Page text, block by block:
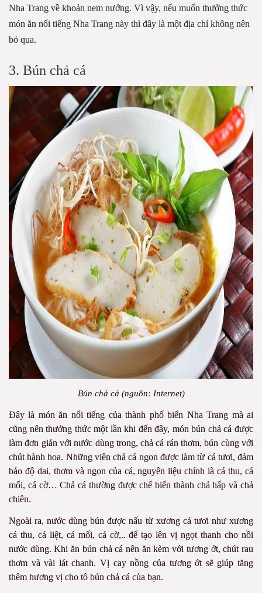
Nha Trang về khoản nem nướng. Vì vậy, nếu muốn thưởng thức
món ăn nổi tiếng Nha Trang này thì đây là một địa chỉ không nên
bỏ qua.
3. Bún chả cá
Bún chả cá (nguồn: Internet)
Đây là món ăn nổi tiếng của thành phố biển Nha Trang mà ai
cũng nên thưởng thức một lần khi đến đây, món bún chả cá được
làm đơn giản với nước dùng trong, chả cá rán thơm, bún cùng với
chút hành hoa. Những viên chả cá ngon được làm từ cá tươi, đảm
bảo độ dai, thơm và ngon của cá, nguyên liệu chính là cá thu, cá
mối, cá cờ… Chả cá thường được chế biến thành chả hấp và chả
chiên.
Ngoài ra, nước dùng bún được nấu từ xương cá tươi như xương
cá thu, cá liệt, cá mối, cá cờ,.. để tạo lên vị ngọt thanh cho nồi
nước dùng. Khi ăn bún chả cá nên ăn kèm với tương ớt, chút rau
thơm và vài lát chanh. Vị cay nồng của tương ớt sẽ giúp tăng
thêm hương vị cho tô bún chả cá của bạn.